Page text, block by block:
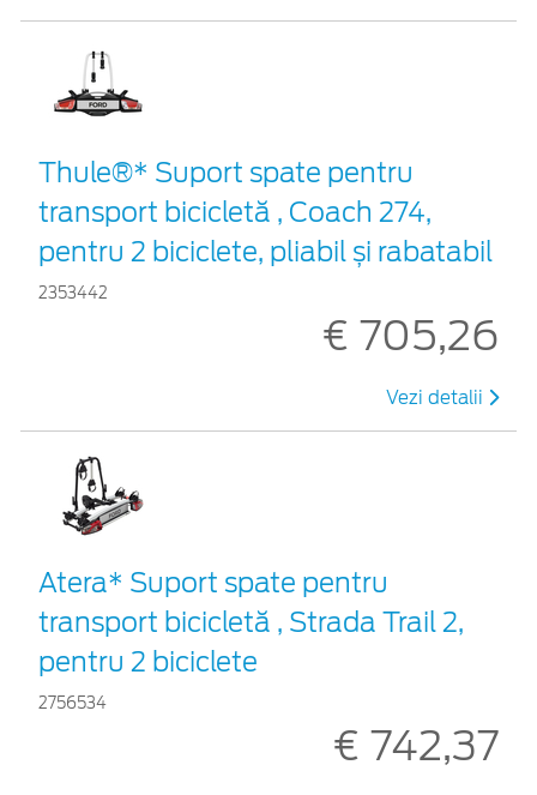
Thule®* Suport spate pentru
transport bicicletă , Coach 274,
pentru 2 biciclete, pliabil și rabatabil
2353442
€ 705,26
Vezi detalii
Atera* Suport spate pentru
transport bicicletă , Strada Trail 2,
pentru 2 biciclete
2756534
€ 742,37